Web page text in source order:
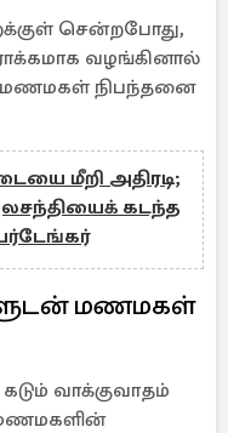
சென்றபோது,
வழங்கினால்
மணமகள் நிபந்தனை
மீறி அதிரடி;
கடந்த
மணமகள்
வாக்குவாதம்